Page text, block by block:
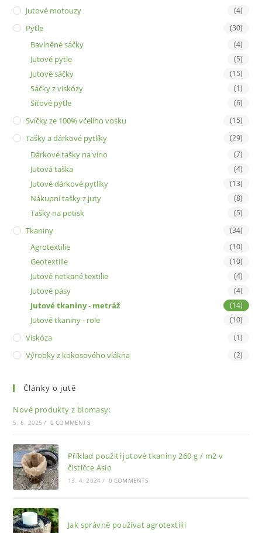
Jutové motouzy (4)
Pytle (30)
Bavlněné sáčky (4)
Jutové pytle (5)
Jutové sáčky (15)
Sáčky z viskózy (1)
Síťové pytle (6)
Svíčky ze 100% včelího vosku (15)
Tašky a dárkové pytlíky (29)
Dárkové tašky na víno (7)
Jutová taška (4)
Jutové dárkové pytlíky (13)
Nákupní tašky z juty (8)
Tašky na potisk (5)
Tkaniny (34)
Agrotextilie (10)
Geotextilie (10)
Jutové netkané textilie (4)
Jutové pásy (4)
Jutové tkaniny - metráž (14)
Jutové tkaniny - role (10)
Viskóza (1)
Výrobky z kokosového vlákna (2)
Články o jutě
Nové produkty z biomasy:
5. 6. 2025 / 0 COMMENTS
Příklad použití jutové tkaniny 260 g / m2 v
čističce Asio
13. 4. 2024 / 0 COMMENTS
Jak správně používat agrotextilii